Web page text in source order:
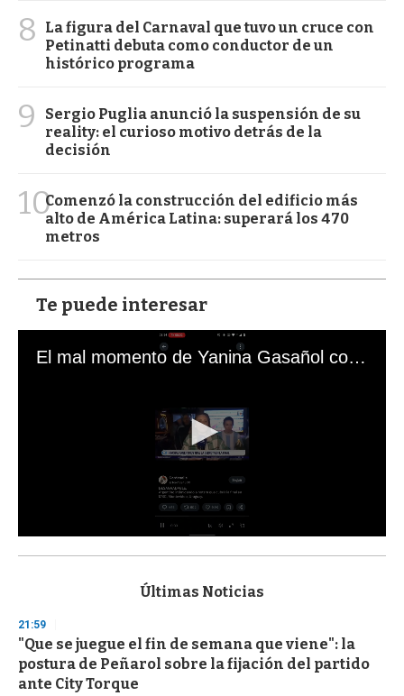
8
La figura del Carnaval que tuvo un cruce con
Petinatti debuta como conductor de un
histórico programa
9
Sergio Puglia anunció la suspensión de su
reality: el curioso motivo detrás de la
decisión
10Comenzó la construcción del edificio más
alto de América Latina: superará los 470
metros
Te puede interesar
El mal momento de Yanina Gasañol con un hincha argentino en "Subrayado"
s
d
s
o
f
3
Últimas Noticias
21:59
"Que se juegue el fin de semana que viene": la
postura de Peñarol sobre la fijación del partido
ante City Torque